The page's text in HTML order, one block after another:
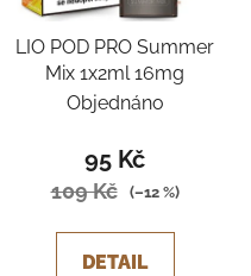
LIO POD PRO Summer
Mix 1x2ml 16mg
Objednáno
95 Kč
109 Kč (–12 %)
DETAIL